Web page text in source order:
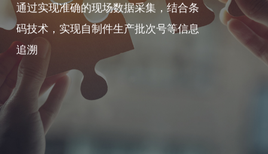
通过实现准确的现场数据采集，结合条
码技术，实现自制件生产批次号等信息
追溯